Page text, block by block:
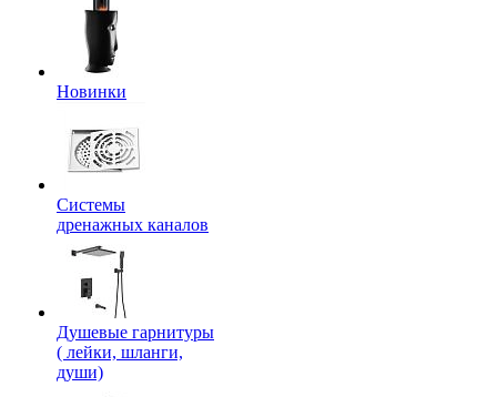
Новинки
Системы
дренажных каналов
Душевые гарнитуры
( лейки, шланги,
души)